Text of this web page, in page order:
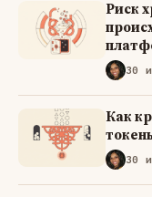
Риск
30
Как
30